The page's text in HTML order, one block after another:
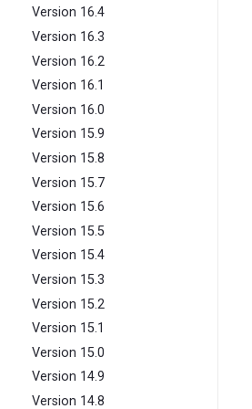
Version 16.4
Version 16.3
Version 16.2
Version 16.1
Version 16.0
Version 15.9
Version 15.8
Version 15.7
Version 15.6
Version 15.5
Version 15.4
Version 15.3
Version 15.2
Version 15.1
Version 15.0
Version 14.9
Version 14.8